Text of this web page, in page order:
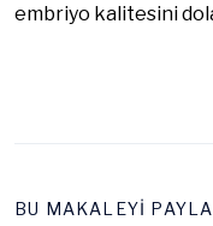
embriyo kalitesini
BU MAKALEYİ